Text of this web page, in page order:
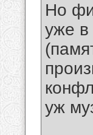
Но
уже в
уж